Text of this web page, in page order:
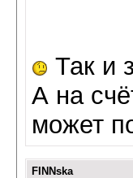
Так и
А на
может
FINNska